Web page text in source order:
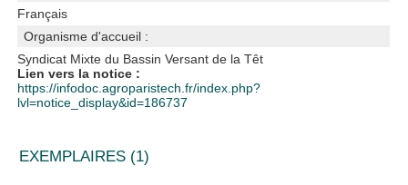
Français
Organisme d'accueil :
Syndicat Mixte du Bassin Versant de la Têt
Lien vers la notice :
https://infodoc.agroparistech.fr/index.php?
lvl=notice_display&id=186737
EXEMPLAIRES (1)